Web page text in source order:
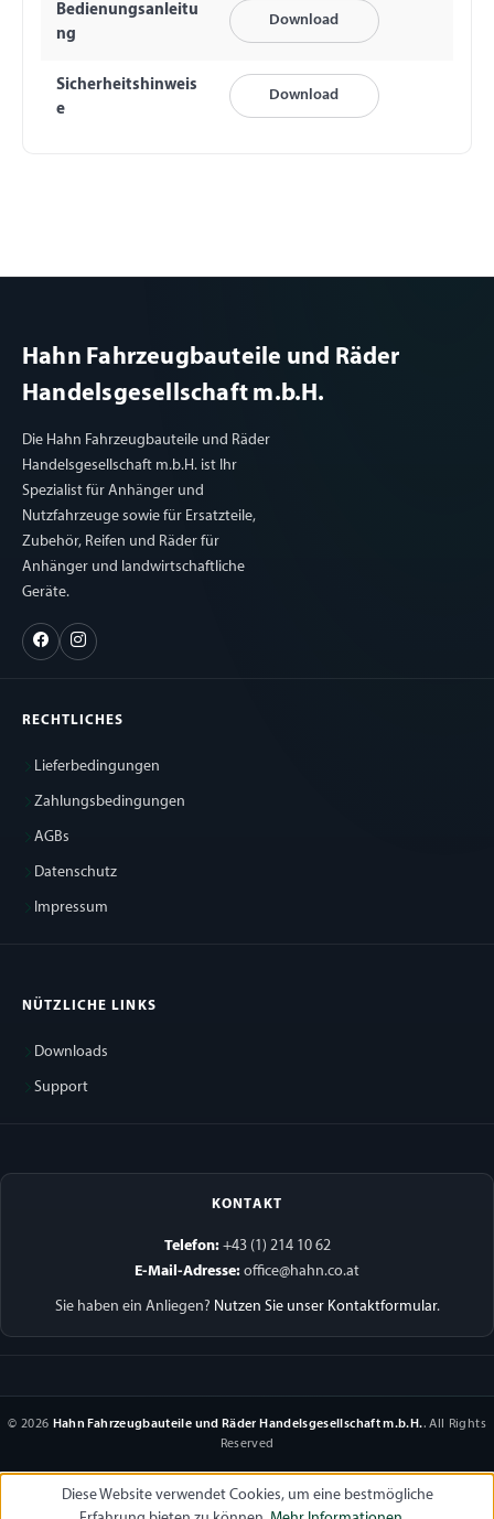
Bedienungsanleitu
ng
Download
Sicherheitshinweis
e
Download
Hahn Fahrzeugbauteile und Räder
Handelsgesellschaft m.b.H.
Die Hahn Fahrzeugbauteile und Räder
Handelsgesellschaft m.b.H. ist Ihr
Spezialist für Anhänger und
Nutzfahrzeuge sowie für Ersatzteile,
Zubehör, Reifen und Räder für
Anhänger und landwirtschaftliche
Geräte.
RECHTLICHES
Lieferbedingungen
Zahlungsbedingungen
AGBs
Datenschutz
Impressum
NÜTZLICHE LINKS
Downloads
Support
KONTAKT
Telefon:+43 (1) 214 10 62
E-Mail-Adresse: office@hahn.co.at
Sie haben ein Anliegen? Nutzen Sie unser Kontaktformular.
© 2026 Hahn Fahrzeugbauteile und Räder Handelsgesellschaft m.b.H.. All Rights
Reserved
Diese Website verwendet Cookies, um eine bestmögliche